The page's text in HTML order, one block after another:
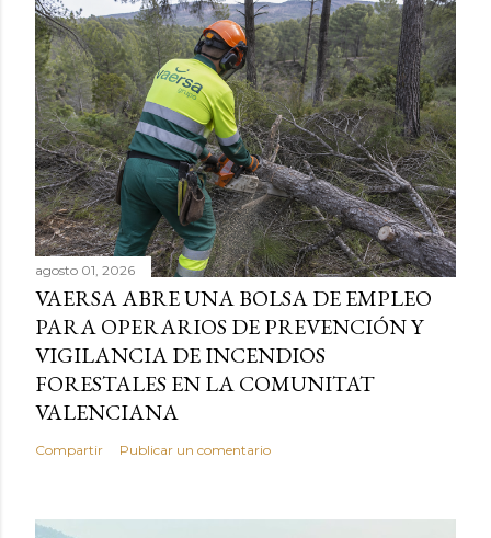
agosto 01, 2026
VAERSA ABRE UNA BOLSA DE EMPLEO
PARA OPERARIOS DE PREVENCIÓN Y
VIGILANCIA DE INCENDIOS
FORESTALES EN LA COMUNITAT
VALENCIANA
Compartir Publicar un comentario